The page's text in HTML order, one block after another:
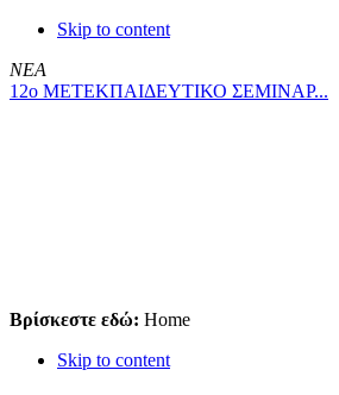
Skip to content
ΝΕΑ
12ο ΜΕΤΕΚΠΑΙΔΕΥΤΙΚΟ ΣΕΜΙΝΑΡ...
Βρίσκεστε εδώ: Home
Skip to content